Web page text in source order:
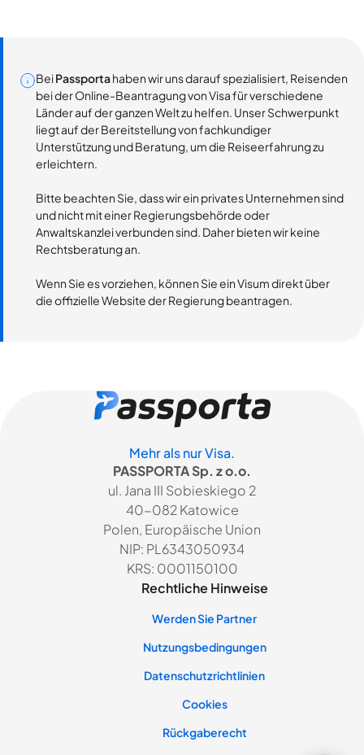
BeiPassportahaben wir uns darauf spezialisiert, Reisenden
bei der Online-Beantragung von Visa für verschiedene
Länder auf der ganzen Welt zu helfen. Unser Schwerpunkt
liegt auf der Bereitstellung von fachkundiger
Unterstützung und Beratung, um die Reiseerfahrung zu
erleichtern.
Bitte beachten Sie, dass wir ein privates Unternehmen sind
und nicht mit einer Regierungsbehörde oder
Anwaltskanzlei verbunden sind. Daher bieten wir keine
Rechtsberatung an.
Wenn Sie es vorziehen, können Sie ein Visum direkt über
die offizielle Website der Regierung beantragen.
Mehr als nur Visa.
PASSPORTA Sp. z o.o.
ul. Jana III Sobieskiego 2
40-082 Katowice
Polen, Europäische Union
NIP: PL6343050934
KRS: 0001150100
Rechtliche Hinweise
Werden Sie Partner
Nutzungsbedingungen
Datenschutzrichtlinien
Cookies
Rückgaberecht